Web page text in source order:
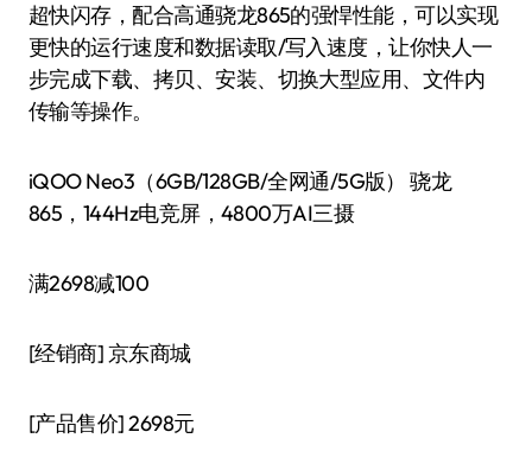
超快闪存，配合高通骁龙865的强悍性能，可以实现
更快的运行速度和数据读取/写入速度，让你快人一
步完成下载、拷贝、安装、切换大型应用、文件内
传输等操作。
iQOO Neo3（6GB/128GB/全网通/5G版） 骁龙
865，144Hz电竞屏，4800万AI三摄
满2698减100
[经销商]京东商城
[产品售价]2698元